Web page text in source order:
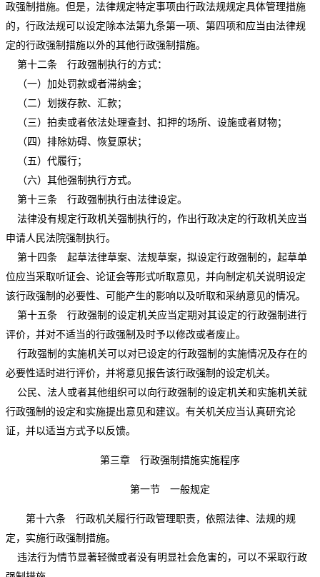
政强制措施。但是，法律规定特定事项由行政法规规定具体管理措施
的，行政法规可以设定除本法第九条第一项、第四项和应当由法律规
定的行政强制措施以外的其他行政强制措施。
第十二条 行政强制执行的方式：
（一）加处罚款或者滞纳金；
（二）划拨存款、汇款；
（三）拍卖或者依法处理查封、扣押的场所、设施或者财物；
（四）排除妨碍、恢复原状；
（五）代履行；
（六）其他强制执行方式。
第十三条 行政强制执行由法律设定。
法律没有规定行政机关强制执行的，作出行政决定的行政机关应当
申请人民法院强制执行。
第十四条 起草法律草案、法规草案，拟设定行政强制的，起草单
位应当采取听证会、论证会等形式听取意见，并向制定机关说明设定
该行政强制的必要性、可能产生的影响以及听取和采纳意见的情况。
第十五条 行政强制的设定机关应当定期对其设定的行政强制进行
评价，并对不适当的行政强制及时予以修改或者废止。
行政强制的实施机关可以对已设定的行政强制的实施情况及存在的
必要性适时进行评价，并将意见报告该行政强制的设定机关。
公民、法人或者其他组织可以向行政强制的设定机关和实施机关就
行政强制的设定和实施提出意见和建议。有关机关应当认真研究论
证，并以适当方式予以反馈。
第三章 行政强制措施实施程序
第一节 一般规定
第十六条 行政机关履行行政管理职责，依照法律、法规的规
定，实施行政强制措施。
违法行为情节显著轻微或者没有明显社会危害的，可以不采取行政